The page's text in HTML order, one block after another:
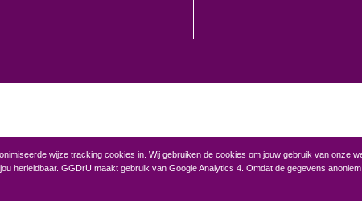
wijze tracking cookies in. Wij gebruiken de cookies om jouw gebruik van onze
herleidbaar. GGDrU maakt gebruik van Google Analytics 4. Omdat de gegevens